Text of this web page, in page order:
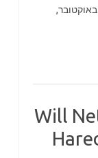
והצטער. יפן הפתיעה את ארצות הברית בפרל הרבור, זוכרים איך זה נגמר. חמאס הפתיע אותנו ב–7 באוקטובר,
Will